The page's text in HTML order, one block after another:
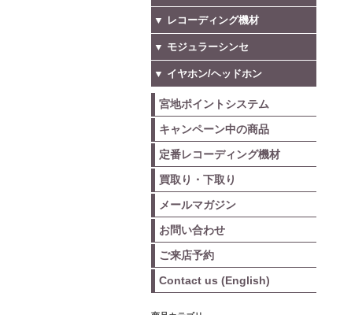
▼ レコーディング機材
▼ モジュラーシンセ
▼ イヤホン/ヘッドホン
宮地ポイントシステム
キャンペーン中の商品
定番レコーディング機材
買取り・下取り
メールマガジン
お問い合わせ
ご来店予約
Contact us (English)